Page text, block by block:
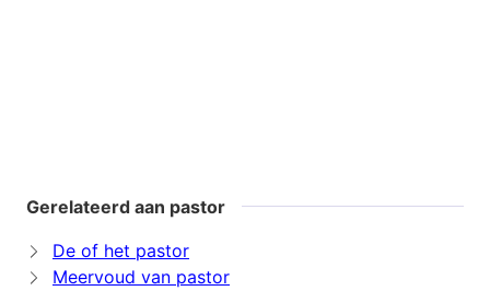
Gerelateerd aan pastor
De of het pastor
Meervoud van pastor